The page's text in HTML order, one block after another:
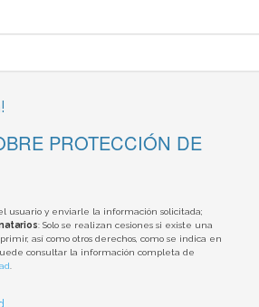
PROTECCIÓN DE
usuario y enviarle la información solicitada;
: Solo se realizan cesiones si existe una
así como otros derechos, como se indica en
consultar la información completa de
.